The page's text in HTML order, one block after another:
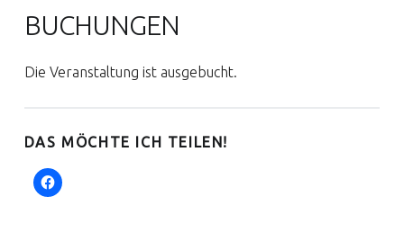
BUCHUNGEN
Die Veranstaltung ist ausgebucht.
DAS MÖCHTE ICH TEILEN!